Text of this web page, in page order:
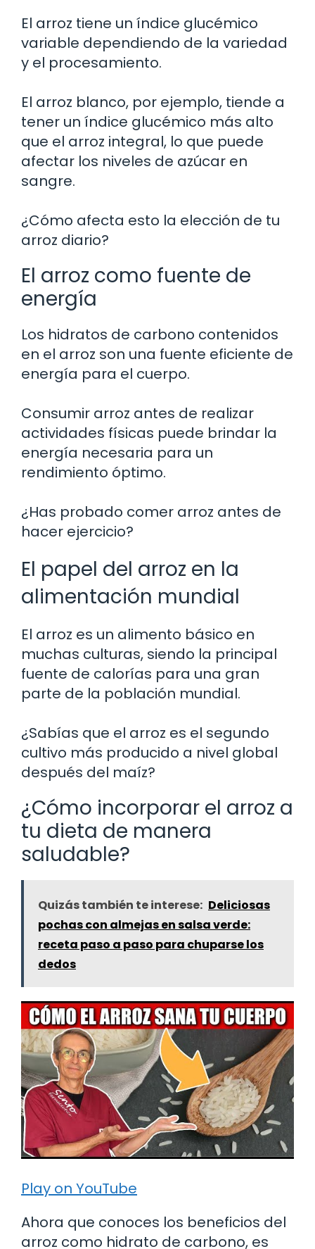
El arroz tiene un índice glucémico
variable dependiendo de la variedad
y el procesamiento.
El arroz blanco, por ejemplo, tiende a
tener un índice glucémico más alto
que el arroz integral, lo que puede
afectar los niveles de azúcar en
sangre.
¿Cómo afecta esto la elección de tu
arroz diario?
El arroz como fuente de
energía
Los hidratos de carbono contenidos
en el arroz son una fuente eficiente de
energía para el cuerpo.
Consumir arroz antes de realizar
actividades físicas puede brindar la
energía necesaria para un
rendimiento óptimo.
¿Has probado comer arroz antes de
hacer ejercicio?
El papel del arroz en la
alimentación mundial
El arroz es un alimento básico en
muchas culturas, siendo la principal
fuente de calorías para una gran
parte de la población mundial.
¿Sabías que el arroz es el segundo
cultivo más producido a nivel global
después del maíz?
¿Cómo incorporar el arroz a
tu dieta de manera
saludable?
Quizás también te interese: Deliciosas
pochas con almejas en salsa verde:
receta paso a paso para chuparse los
dedos
Play on YouTube
Ahora que conoces los beneficios del
arroz como hidrato de carbono, es